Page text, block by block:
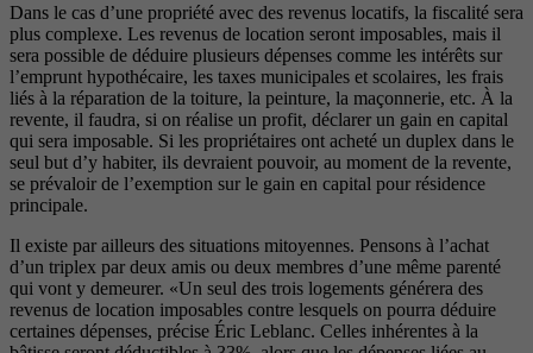
Dans le cas d’une propriété avec des revenus locatifs, la fiscalité sera
plus complexe. Les revenus de location seront imposables, mais il
sera possible de déduire plusieurs dépenses comme les intérêts sur
l’emprunt hypothécaire, les taxes municipales et scolaires, les frais
liés à la réparation de la toiture, la peinture, la maçonnerie, etc. À la
revente, il faudra, si on réalise un profit, déclarer un gain en capital
qui sera imposable. Si les propriétaires ont acheté un duplex dans le
seul but d’y habiter, ils devraient pouvoir, au moment de la revente,
se prévaloir de l’exemption sur le gain en capital pour résidence
principale.
Il existe par ailleurs des situations mitoyennes. Pensons à l’achat
d’un triplex par deux amis ou deux membres d’une même parenté
qui vont y demeurer. «Un seul des trois logements générera des
revenus de location imposables contre lesquels on pourra déduire
certaines dépenses, précise Éric Leblanc. Celles inhérentes à la